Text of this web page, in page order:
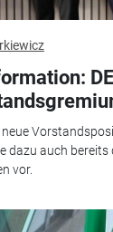
neue
dazu auch bereits
vor.